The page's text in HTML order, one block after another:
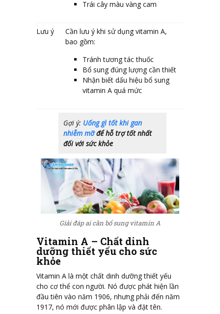
Trái cây màu vàng cam
Lưu ý
Cần lưu ý khi sử dụng vitamin A,
bao gồm:
Tránh tương tác thuốc
Bổ sung đúng lượng cần thiết
Nhận biết dấu hiệu bổ sung
vitamin A quá mức
Gợi ý: Uống gì tốt khi gan
nhiễm mỡđể hỗ trợ tốt nhất
đối với sức khỏe
Giải đáp ai cần bổ sung vitamin A
Vitamin A – Chất dinh
dưỡng thiết yếu cho sức
khỏe
Vitamin A là một chất dinh dưỡng thiết yếu
cho cơ thể con người. Nó được phát hiện lần
đầu tiên vào năm 1906, nhưng phải đến năm
1917, nó mới được phân lập và đặt tên.